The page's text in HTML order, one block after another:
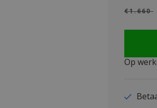
€1.660
Op